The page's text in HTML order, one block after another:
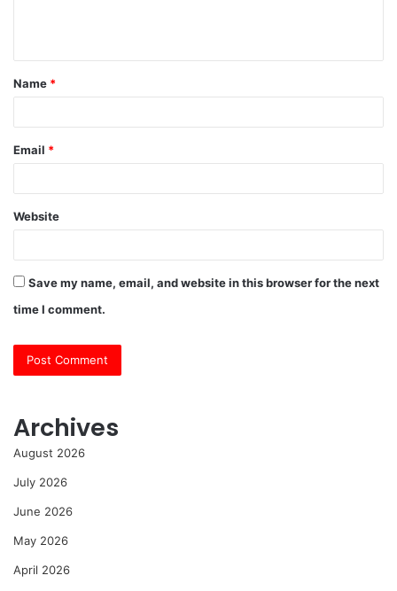
t
*
Name *
Email *
Website
Save my name, email, and website in this browser for the next
time I comment.
Archives
August 2026
July 2026
June 2026
May 2026
April 2026